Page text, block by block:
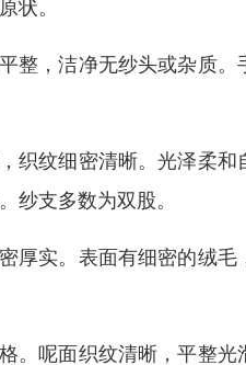
状。
整，洁净无纱头或杂质
织纹细密清晰。光泽柔
纱支多数为双股。
厚实。表面有细密的绒
。呢面织纹清晰，平整